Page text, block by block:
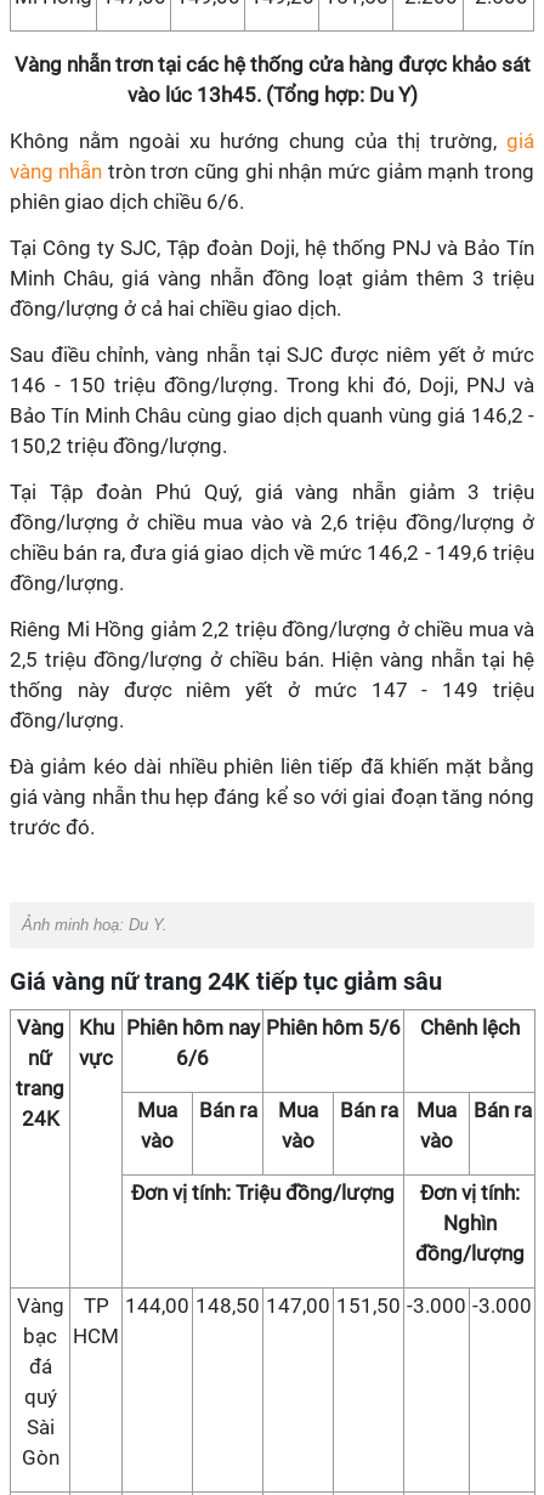
Vàng nhẫn trơn tại các hệ thống cửa hàng được khảo sát
vào lúc 13h45. (Tổng hợp: Du Y)
Không nằm ngoài xu hướng chung của thị trường, giá
vàng nhẫn tròn trơn cũng ghi nhận mức giảm mạnh trong
phiên giao dịch chiều 6/6.
Tại Công ty SJC, Tập đoàn Doji, hệ thống PNJ và Bảo Tín
Minh Châu, giá vàng nhẫn đồng loạt giảm thêm 3 triệu
đồng/lượng ở cả hai chiều giao dịch.
Sau điều chỉnh, vàng nhẫn tại SJC được niêm yết ở mức
146 - 150 triệu đồng/lượng. Trong khi đó, Doji, PNJ và
Bảo Tín Minh Châu cùng giao dịch quanh vùng giá 146,2 -
150,2 triệu đồng/lượng.
Tại Tập đoàn Phú Quý, giá vàng nhẫn giảm 3 triệu
đồng/lượng ở chiều mua vào và 2,6 triệu đồng/lượng ở
chiều bán ra, đưa giá giao dịch về mức 146,2 - 149,6 triệu
đồng/lượng.
Riêng Mi Hồng giảm 2,2 triệu đồng/lượng ở chiều mua và
2,5 triệu đồng/lượng ở chiều bán. Hiện vàng nhẫn tại hệ
thống này được niêm yết ở mức 147 - 149 triệu
đồng/lượng.
Đà giảm kéo dài nhiều phiên liên tiếp đã khiến mặt bằng
giá vàng nhẫn thu hẹp đáng kể so với giai đoạn tăng nóng
trước đó.
Ảnh minh hoạ: Du Y.
Giá vàng nữ trang 24K tiếp tục giảm sâu
Vàng
nữ
trang
24K
Khu
vực
Phiên hôm nay
6/6
Phiên hôm 5/6 Chênh lệch
Mua
vào
Bán ra
Mua
vào
Bán ra
Mua
vào
Bán ra
Đơn vị tính: Triệu đồng/lượng
Đơn vị tính:
Nghìn
đồng/lượng
Vàng
bạc
đá
quý
Sài
Gòn
TP
HCM
144,00 148,50 147,00 151,50 -3.000 -3.000